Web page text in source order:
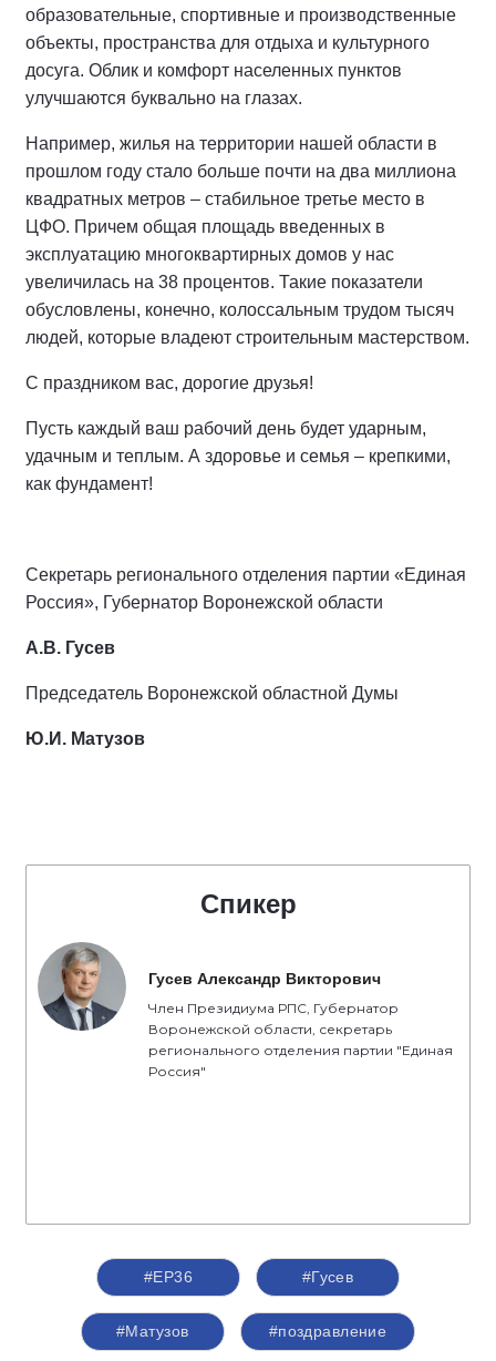
образовательные, спортивные и производственные
объекты, пространства для отдыха и культурного
досуга. Облик и комфорт населенных пунктов
улучшаются буквально на глазах.
Например, жилья на территории нашей области в
прошлом году стало больше почти на два миллиона
квадратных метров – стабильное третье место в
ЦФО. Причем общая площадь введенных в
эксплуатацию многоквартирных домов у нас
увеличилась на 38 процентов. Такие показатели
обусловлены, конечно, колоссальным трудом тысяч
людей, которые владеют строительным мастерством.
С праздником вас, дорогие друзья!
Пусть каждый ваш рабочий день будет ударным,
удачным и теплым. А здоровье и семья – крепкими,
как фундамент!
Секретарь регионального отделения партии «Единая
Россия», Губернатор Воронежской области
А.В. Гусев
Председатель Воронежской областной Думы
Ю.И. Матузов
Спикер
Гусев Александр Викторович
Член Президиума РПС, Губернатор
Воронежской области, секретарь
регионального отделения партии "Единая
Россия"
#ЕР36 #Гусев
#Матузов #поздравление